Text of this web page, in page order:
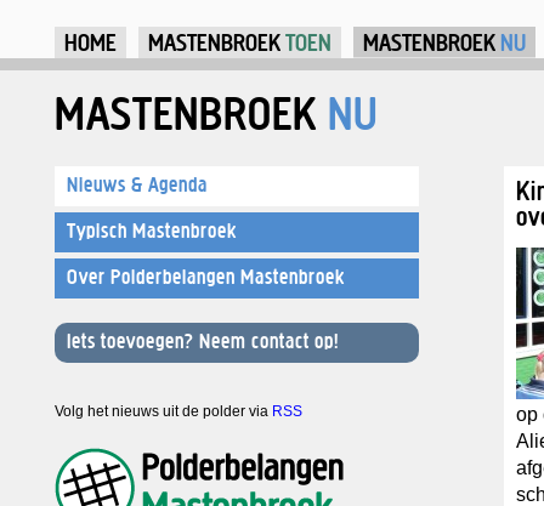
HOME MASTENBROEKTOEN MASTENBROEK NU
MASTENBROEK NU
op
Nieuws & Agenda
Typisch Mastenbroek
Over Polderbelangen Mastenbroek
Iets toevoegen? Neem contact op!
Volg het nieuws uit de polder via RSS